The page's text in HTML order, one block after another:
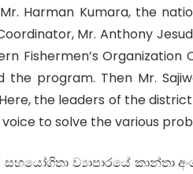
Harman Kumara, the
Mr. Anthony
Fishermen’s
the program. Then Mr.
the leaders of the
to solve the various
ව්‍යාපාරයේ කාන්තා